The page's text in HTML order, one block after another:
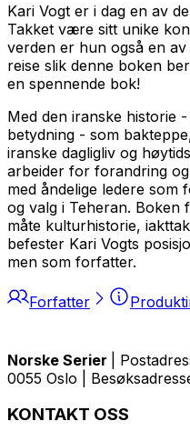
Kari Vogt er i dag en av
Takket være sitt unike
verden er hun også en
reise slik denne boken
en spennende bok!
Med den iranske historie
betydning - som
iranske dagligliv og
arbeider for forandring
med åndelige ledere som
og valg i Teheran. Boken
måte kulturhistorie,
befester Kari Vogts
men som forfatter.
Forfatter
Norske Serier
|
0055 Oslo |
KONTAKT OSS